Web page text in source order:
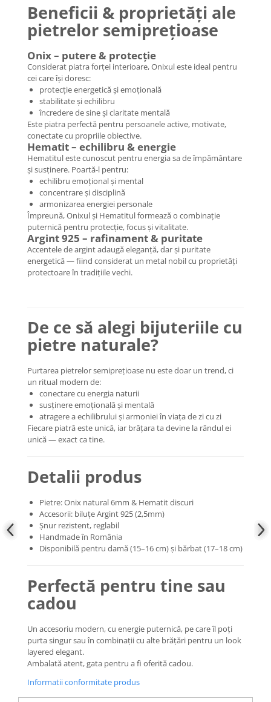
Brățări din Argint cu șnur reglabil
BRĂȚĂRI CU PIETRE SEMIPREȚIOASE
Brățări din Aur cu pietre
semiprețioase
Brățări din Argint cu pietre
semiprețioase
Brățări elastice cu pietre
semiprețioase
BRĂȚĂRI DE PICIOR
Brățări de picior din Aur
Brățări de picior din Argint
COLIERE
Coliere cu mărgele colorate și
Argint
Coliere cu pietre semiprețioase
Beneficii & proprietăți ale
pietrelor semiprețioase
Onix – putere & protecție
Considerat piatra forței interioare, Onixul este ideal pentru
cei care își doresc:
protecție energetică și emoțională
stabilitate și echilibru
încredere de sine și claritate mentală
Este piatra perfectă pentru persoanele active, motivate,
conectate cu propriile obiective.
Hematit – echilibru & energie
Hematitul este cunoscut pentru energia sa de împământare
și susținere. Poartă-l pentru:
echilibru emoțional și mental
concentrare și disciplină
armonizarea energiei personale
Împreună, Onixul și Hematitul formează o combinație
puternică pentru protecție, focus și vitalitate.
Argint 925 – rafinament & puritate
Accentele de argint adaugă eleganță, dar și puritate
energetică — fiind considerat un metal nobil cu proprietăți
protectoare în tradițiile vechi.
De ce să alegi bijuteriile cu
pietre naturale?
Purtarea pietrelor semiprețioase nu este doar un trend, ci
un ritual modern de:
conectare cu energia naturii
susținere emoțională și mentală
atragere a echilibrului și armoniei în viața de zi cu zi
Fiecare piatră este unică, iar brățara ta devine la rândul ei
unică — exact ca tine.
Detalii produs
Pietre: Onix natural 6mm & Hematit discuri
Accesorii: biluțe Argint 925 (2,5mm)
Șnur rezistent, reglabil
Handmade în România
Disponibilă pentru damă (15–16 cm) și bărbat (17–18 cm)
Perfectă pentru tine sau
cadou
Un accesoriu modern, cu energie puternică, pe care îl poți
purta singur sau în combinații cu alte brățări pentru un look
layered elegant.
Ambalată atent, gata pentru a fi oferită cadou.
Informatii conformitate produs